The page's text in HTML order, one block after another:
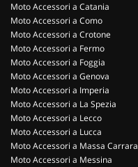
Moto Accessori a Catania
Moto Accessori a Como
Moto Accessori a Crotone
Moto Accessori a Fermo
Moto Accessori a Foggia
Moto Accessori a Genova
Moto Accessori a Imperia
Moto Accessori a La Spezia
Moto Accessori a Lecco
Moto Accessori a Lucca
Moto Accessori a Massa Carrara
Moto Accessori a Messina